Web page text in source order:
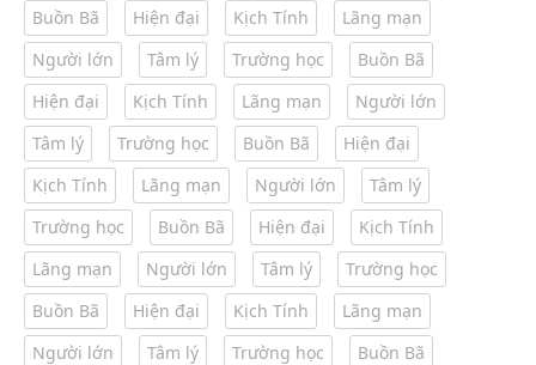
Buồn Bã
Hiện đại Kịch Tính
Lãng mạn
Người lớn
Tâm lý Trường học
Buồn Bã
Hiện đại
Kịch Tính Lãng mạn
Người lớn
Tâm lý
Trường học Buồn Bã
Hiện đại
Kịch Tính
Lãng mạn Người lớn
Tâm lý
Trường học
Buồn Bã Hiện đại
Kịch Tính
Lãng mạn
Người lớn Tâm lý
Trường học
Buồn Bã
Hiện đại Kịch Tính
Lãng mạn
Người lớn
Tâm lý Trường học
Buồn Bã